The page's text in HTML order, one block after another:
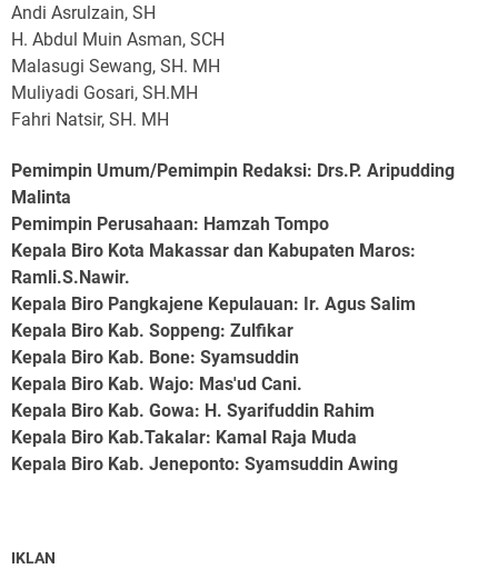
Andi Asrulzain, SH
H. Abdul Muin Asman, SCH
Malasugi Sewang, SH. MH
Muliyadi Gosari, SH.MH
Fahri Natsir, SH. MH
Pemimpin Umum/Pemimpin Redaksi: Drs.P. Aripudding
Malinta
Pemimpin Perusahaan: Hamzah Tompo
Kepala Biro Kota Makassar dan Kabupaten Maros:
Ramli.S.Nawir.
Kepala Biro Pangkajene Kepulauan: Ir. Agus Salim
Kepala Biro Kab. Soppeng: Zulfikar
Kepala Biro Kab. Bone: Syamsuddin
Kepala Biro Kab. Wajo: Mas'ud Cani.
Kepala Biro Kab. Gowa: H. Syarifuddin Rahim
Kepala Biro Kab.Takalar: Kamal Raja Muda
Kepala Biro Kab. Jeneponto: Syamsuddin Awing
IKLAN